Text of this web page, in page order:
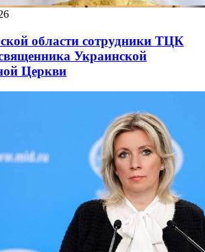
области сотрудники ТЦК
Украинской
Церкви